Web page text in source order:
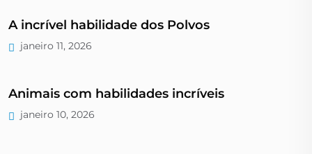
A incrível habilidade dos Polvos
janeiro 11, 2026
Animais com habilidades incríveis
janeiro 10, 2026